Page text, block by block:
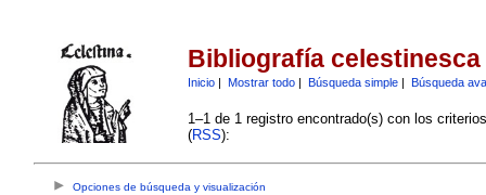
Bibliografía celestinesca
Inicio| Mostrar todo| Búsqueda simple| Búsqueda
1–1 de 1 registro encontrado(s) con los
(RSS):
Opciones de búsqueda y visualización